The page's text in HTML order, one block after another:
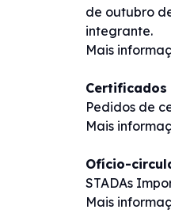
de outubro
integrante.
Mais
Certificados
Pedidos de
Mais
Ofício-
STADAs
Mais